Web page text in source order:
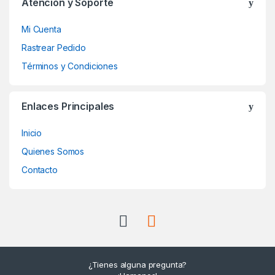
Mi Cuenta
Rastrear Pedido
Términos y Condiciones
Enlaces Principales
Inicio
Quienes Somos
Contacto
¿Tienes alguna pregunta?